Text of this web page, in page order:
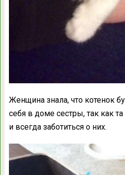
Женщина знала, что котенок
себя в доме сестры, так как
и всегда заботиться о них.